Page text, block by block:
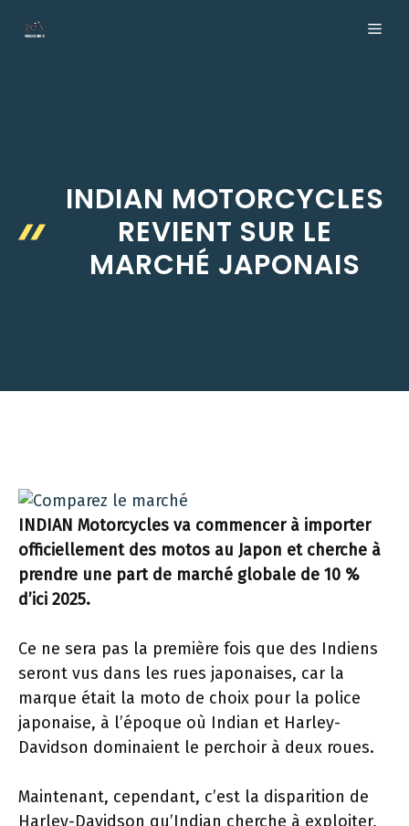
INDIAN MOTORCYCLES
REVIENT SUR LE
MARCHÉ JAPONAIS
INDIAN Motorcycles va commencer à importer
officiellement des motos au Japon et cherche à
prendre une part de marché globale de 10 %
d’ici 2025.
Ce ne sera pas la première fois que des Indiens
seront vus dans les rues japonaises, car la
marque était la moto de choix pour la police
japonaise, à l’époque où Indian et Harley-
Davidson dominaient le perchoir à deux roues.
Maintenant, cependant, c’est la disparition de
Harley-Davidson qu’Indian cherche à exploiter,